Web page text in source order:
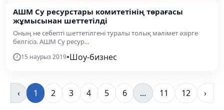
АШМ Су ресурстары комитетінің төрағасы
жұмысынан шеттетілді
Оның не себепті шеттетілгені туралы толық мәлімет әзірге
белгісіз. АШМ Су ресур...
15 наурыз 2019•Шоу-бизнес
‹ 1 2 3 4 5 6 ... 11 12 ›